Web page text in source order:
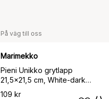
På väg till oss
Marimekko
Pieni Unikko grytlapp
21,5x21,5 cm, White-dark
grey-beige
109 kr